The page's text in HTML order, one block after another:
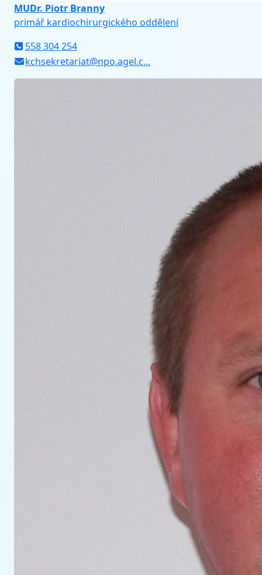
MUDr. Piotr Branny
primář kardiochirurgického oddělení
558 304 254
kchsekretariat@npo.agel.c...